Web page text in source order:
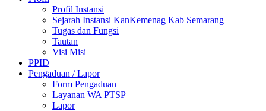
Profil Instansi
Sejarah Instansi KanKemenag Kab Semarang
Tugas dan Fungsi
Tautan
Visi Misi
PPID
Pengaduan / Lapor
Form Pengaduan
Layanan WA PTSP
Lapor